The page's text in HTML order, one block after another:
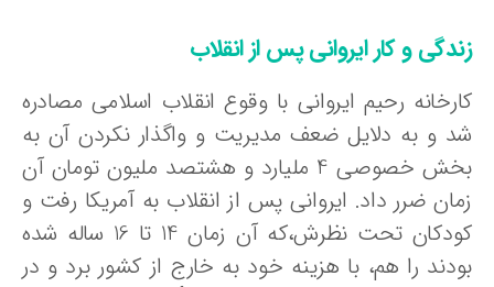
و کار ایروانی پس از انقلاب
رحیم ایروانی با وقوع انقلاب اسلامی مصادره
و به دلایل ضعف مدیریت و واگذار نکردن آن به
بخش خصوصی 4 ملیارد و هشتصد ملیون تومان آن
ضرر داد. ایروانی پس از انقلاب به آمریکا رفت و
کودکان تحت نظرش،که آن زمان 14 تا 16 ساله شده
را هم، با هزینه خود به خارج از کشور برد و در